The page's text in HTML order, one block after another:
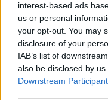
interest-based ads
us or personal
your opt-out. You may
disclosure of your
IAB’s list of
also be disclosed by
Downstream
ΔΙΑΒΑΣΤΕ ΕΠΙΣΗΣ:
Bitcoin: Βουτιά
Πετρέλαιο:
τριήμερο ράλι